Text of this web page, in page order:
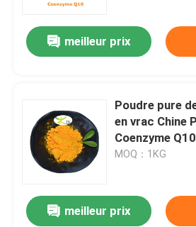
meilleur prix
Poudre pure
en vrac Chine
Coenzyme
cosmétiques
MOQ：1KG
meilleur prix